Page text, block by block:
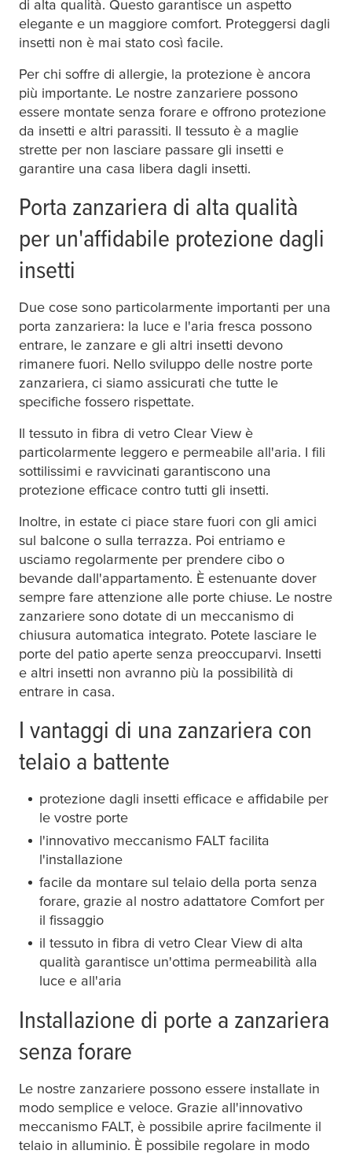
di alta qualità. Questo garantisce un aspetto
elegante e un maggiore comfort. Proteggersi dagli
insetti non è mai stato così facile.
Per chi soffre di allergie, la protezione è ancora
più importante. Le nostre zanzariere possono
essere montate senza forare e offrono protezione
da insetti e altri parassiti. Il tessuto è a maglie
strette per non lasciare passare gli insetti e
garantire una casa libera dagli insetti.
Porta zanzariera di alta qualità
per un'affidabile protezione dagli
insetti
Due cose sono particolarmente importanti per una
porta zanzariera: la luce e l'aria fresca possono
entrare, le zanzare e gli altri insetti devono
rimanere fuori. Nello sviluppo delle nostre porte
zanzariera, ci siamo assicurati che tutte le
specifiche fossero rispettate.
Il tessuto in fibra di vetro Clear View è
particolarmente leggero e permeabile all'aria. I fili
sottilissimi e ravvicinati garantiscono una
protezione efficace contro tutti gli insetti.
Inoltre, in estate ci piace stare fuori con gli amici
sul balcone o sulla terrazza. Poi entriamo e
usciamo regolarmente per prendere cibo o
bevande dall'appartamento. È estenuante dover
sempre fare attenzione alle porte chiuse. Le nostre
zanzariere sono dotate di un meccanismo di
chiusura automatica integrato. Potete lasciare le
porte del patio aperte senza preoccuparvi. Insetti
e altri insetti non avranno più la possibilità di
entrare in casa.
I vantaggi di una zanzariera con
telaio a battente
protezione dagli insetti efficace e affidabile per
le vostre porte
l'innovativo meccanismo FALT facilita
l'installazione
facile da montare sul telaio della porta senza
forare, grazie al nostro adattatore Comfort per
il fissaggio
il tessuto in fibra di vetro Clear View di alta
qualità garantisce un'ottima permeabilità alla
luce e all'aria
Installazione di porte a zanzariera
senza forare
Le nostre zanzariere possono essere installate in
modo semplice e veloce. Grazie all'innovativo
meccanismo FALT, è possibile aprire facilmente il
telaio in alluminio. È possibile regolare in modo